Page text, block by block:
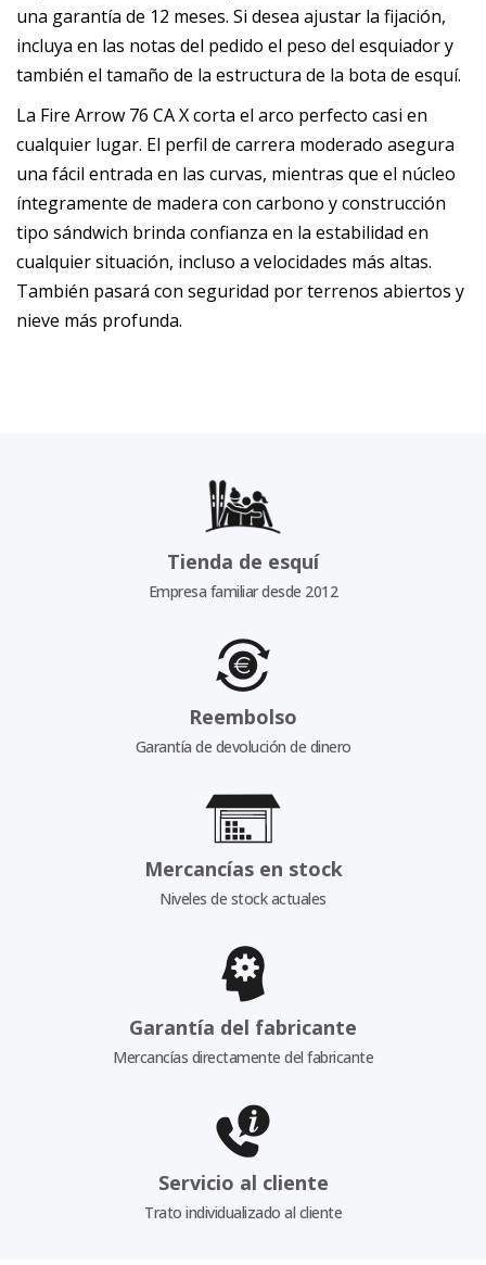
una garantía de 12 meses. Si desea ajustar la fijación,
incluya en las notas del pedido el peso del esquiador y
también el tamaño de la estructura de la bota de esquí.
La Fire Arrow 76 CA X corta el arco perfecto casi en
cualquier lugar. El perfil de carrera moderado asegura
una fácil entrada en las curvas, mientras que el núcleo
íntegramente de madera con carbono y construcción
tipo sándwich brinda confianza en la estabilidad en
cualquier situación, incluso a velocidades más altas.
También pasará con seguridad por terrenos abiertos y
nieve más profunda.
Tienda de esquí
Empresa familiar desde 2012
Reembolso
Garantía de devolución de dinero
Mercancías en stock
Niveles de stock actuales
Garantía del fabricante
Mercancías directamente del fabricante
Servicio al cliente
Trato individualizado al cliente